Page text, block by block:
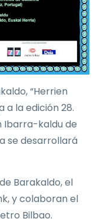
“Herrien
a la edición 28.
Ibarra-kaldu de
se desarrollará
Barakaldo, el
y colaboran el
Bilbao.